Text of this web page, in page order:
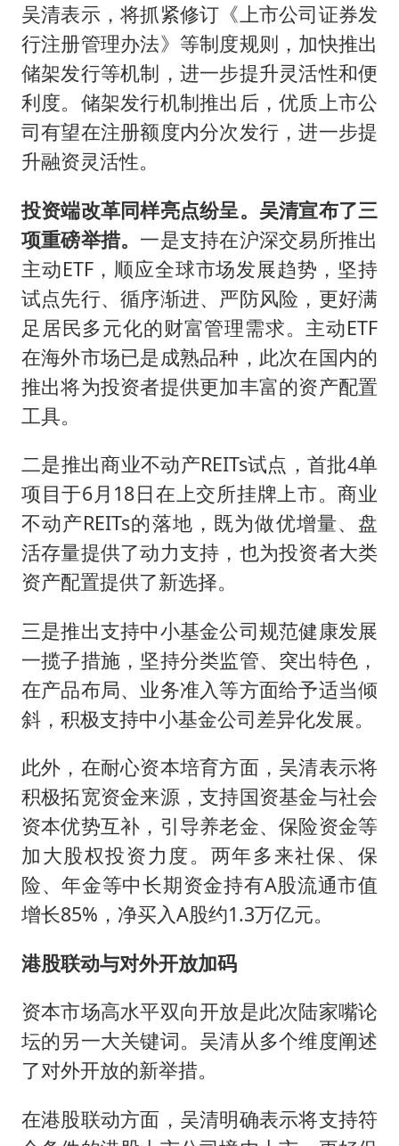
吴清表示，将抓紧修订《上市公司证券发
行注册管理办法》等制度规则，加快推出
储架发行等机制，进一步提升灵活性和便
利度。储架发行机制推出后，优质上市公
司有望在注册额度内分次发行，进一步提
升融资灵活性。
投资端改革同样亮点纷呈。 吴清宣布了三
项重磅举措。 一是支持在沪深交易所推出
主动ETF，顺应全球市场发展趋势，坚持
试点先行、循序渐进、严防风险，更好满
足居民多元化的财富管理需求。主动ETF
在海外市场已是成熟品种，此次在国内的
推出将为投资者提供更加丰富的资产配置
工具。
二是推出商业不动产REITs试点，首批4单
项目于6月18日在上交所挂牌上市。商业
不动产REITs的落地，既为做优增量、盘
活存量提供了动力支持，也为投资者大类
资产配置提供了新选择。
三是推出支持中小基金公司规范健康发展
一揽子措施，坚持分类监管、突出特色，
在产品布局、业务准入等方面给予适当倾
斜，积极支持中小基金公司差异化发展。
此外，在耐心资本培育方面，吴清表示将
积极拓宽资金来源，支持国资基金与社会
资本优势互补，引导养老金、保险资金等
加大股权投资力度。两年多来社保、保
险、年金等中长期资金持有A股流通市值
增长85%，净买入A股约1.3万亿元。
港股联动与对外开放加码
资本市场高水平双向开放是此次陆家嘴论
坛的另一大关键词。吴清从多个维度阐述
了对外开放的新举措。
在港股联动方面，吴清明确表示将支持符